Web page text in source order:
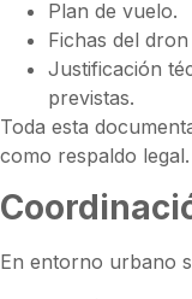
Plan de vuelo.
Fichas del
Justificación
previstas.
Toda esta
como respaldo legal.
En entorno urbano